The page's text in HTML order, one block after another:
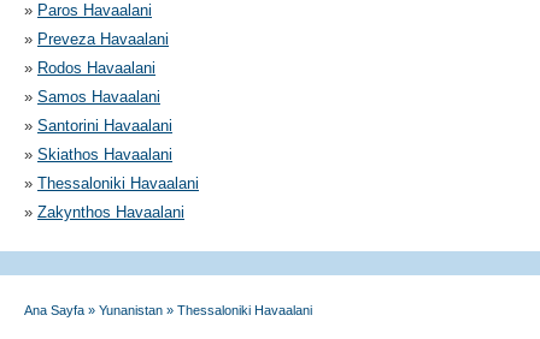
» Paros Havaalani
» Preveza Havaalani
» Rodos Havaalani
» Samos Havaalani
» Santorini Havaalani
» Skiathos Havaalani
» Thessaloniki Havaalani
» Zakynthos Havaalani
Ana Sayfa » Yunanistan » Thessaloniki Havaalani